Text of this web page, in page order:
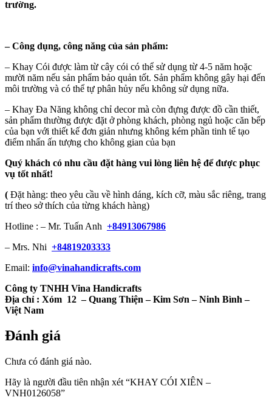
trường.
–Công dụng, công năng của sản phẩm:
– Khay Cói được làm từ cây cói có thể sử dụng từ 4-5 năm hoặc
mười năm nếu sản phẩm bảo quản tốt. Sản phẩm không gây hại đến
môi trường và có thể tự phân hủy nếu không sử dụng nữa.
– Khay Đa Năng không chỉ decor mà còn đựng được đồ cần thiết,
sản phẩm thường được đặt ở phòng khách, phòng ngủ hoặc căn bếp
của bạn với thiết kế đơn giản nhưng không kém phần tinh tế tạo
điểm nhấn ấn tượng cho không gian của bạn
Quý khách có nhu cầu đặt hàng vui lòng liên hệ để được phục
vụ tốt nhất!
( Đặt hàng: theo yêu cầu về hình dáng, kích cỡ, màu sắc riêng, trang
trí theo sở thích của từng khách hàng)
Hotline : – Mr. Tuấn Anh +84913067986
– Mrs. Nhi +84819203333
Email: info@vinahandicrafts.com
Công ty TNHH Vina Handicrafts
Địa chỉ : Xóm 12 – Quang Thiện – Kim Sơn – Ninh Bình –
Việt Nam
Đánh giá
Chưa có đánh giá nào.
Hãy là người đầu tiên nhận xét “KHAY CÓI XIÊN –
VNH0126058”